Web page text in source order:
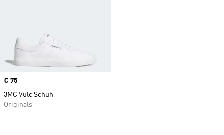
Price
€ 75
3MC Vulc Schuh
Originals